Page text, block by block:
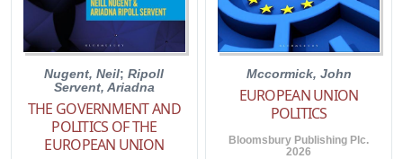
Nugent, Neil;Ripoll
Servent, Ariadna
THE GOVERNMENT AND
POLITICS OF THE
EUROPEAN UNION
Mccormick, John
EUROPEAN UNION
POLITICS
Bloomsbury Publishing Plc.
2026